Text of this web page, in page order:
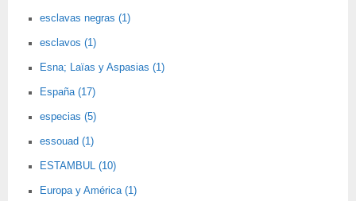
esclavas negras (1)
esclavos (1)
Esna; Laïas y Aspasias (1)
España (17)
especias (5)
essouad (1)
ESTAMBUL (10)
Europa y América (1)